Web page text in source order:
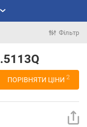
Фільтр
ПОРІВНЯТИ ЦІНИ 2